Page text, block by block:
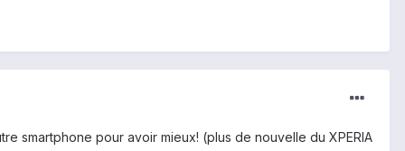
smartphone pour avoir mieux! (plus de nouvelle du XPERIA